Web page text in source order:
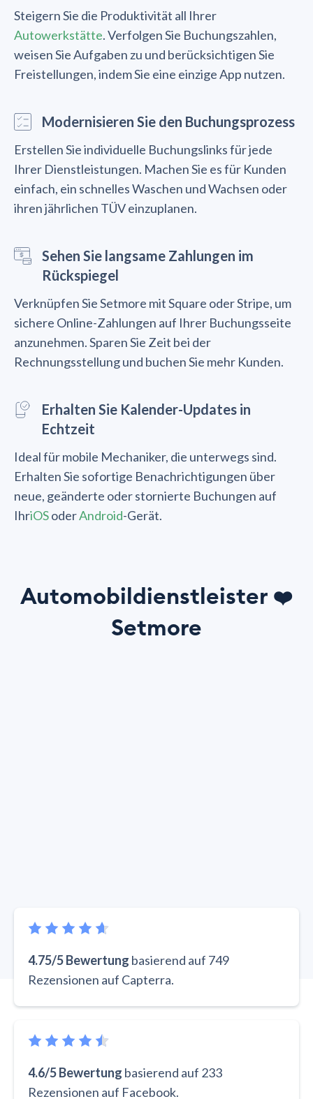
Steigern Sie die Produktivität all Ihrer
Autowerkstätte. Verfolgen Sie Buchungszahlen,
weisen Sie Aufgaben zu und berücksichtigen Sie
Freistellungen, indem Sie eine einzige App nutzen.
Modernisieren Sie den Buchungsprozess
Erstellen Sie individuelle Buchungslinks für jede
Ihrer Dienstleistungen. Machen Sie es für Kunden
einfach, ein schnelles Waschen und Wachsen oder
ihren jährlichen TÜV einzuplanen.
Sehen Sie langsame Zahlungen im
Rückspiegel
Verknüpfen Sie Setmore mit Square oder Stripe, um
sichere Online-Zahlungen auf Ihrer Buchungsseite
anzunehmen. Sparen Sie Zeit bei der
Rechnungsstellung und buchen Sie mehr Kunden.
Erhalten Sie Kalender-Updates in
Echtzeit
Ideal für mobile Mechaniker, die unterwegs sind.
Erhalten Sie sofortige Benachrichtigungen über
neue, geänderte oder stornierte Buchungen auf
IhriOSoderAndroid-Gerät.
Automobildienstleister ❤️
Setmore
4.75/5 Bewertung basierend auf 749
Rezensionen auf Capterra.
4.6/5 Bewertung basierend auf 233
Rezensionen auf Facebook.